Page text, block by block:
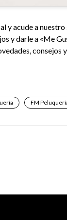
y acude a nuestro
y darle a «Me
consejos
FM